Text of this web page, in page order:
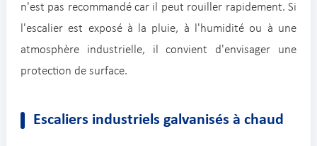
n'est pas recommandé car il peut rouiller rapidement. Si
l'escalier est exposé à la pluie, à l'humidité ou à une
atmosphère industrielle, il convient d'envisager une
protection de surface.
Escaliers industriels galvanisés à chaud